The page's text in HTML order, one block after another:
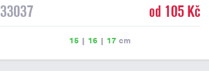
33037 od 105 Kč
15 | 16 | 17 cm